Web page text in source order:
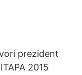
prezident
2015